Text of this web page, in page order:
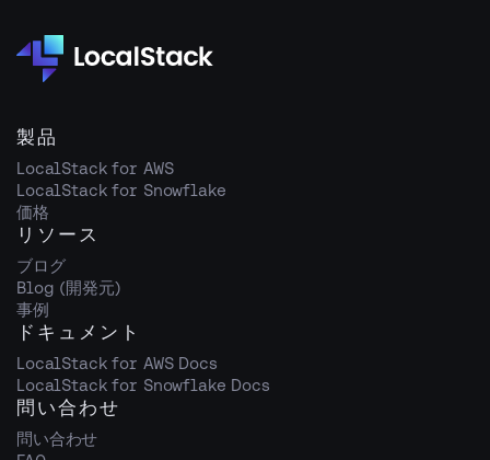
製品
LocalStack for AWS
LocalStack for Snowflake
価格
リソース
ブログ
Blog (開発元)
事例
ドキュメント
LocalStack for AWS Docs
LocalStack for Snowflake Docs
問い合わせ
問い合わせ